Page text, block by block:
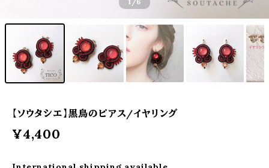
【ソウタシエ】黒鳥のピアス/イヤリング
¥4,400